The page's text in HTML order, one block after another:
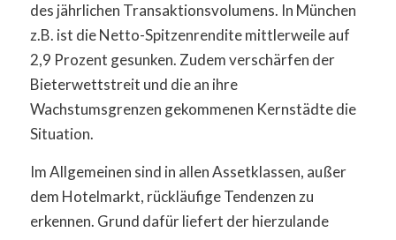
des jährlichen Transaktionsvolumens. In München
z.B. ist die Netto-Spitzenrendite mittlerweile auf
2,9 Prozent gesunken. Zudem verschärfen der
Bieterwettstreit und die an ihre
Wachstumsgrenzen gekommenen Kernstädte die
Situation.
Im Allgemeinen sind in allen Assetklassen, außer
dem Hotelmarkt, rückläufige Tendenzen zu
erkennen. Grund dafür liefert der hierzulande